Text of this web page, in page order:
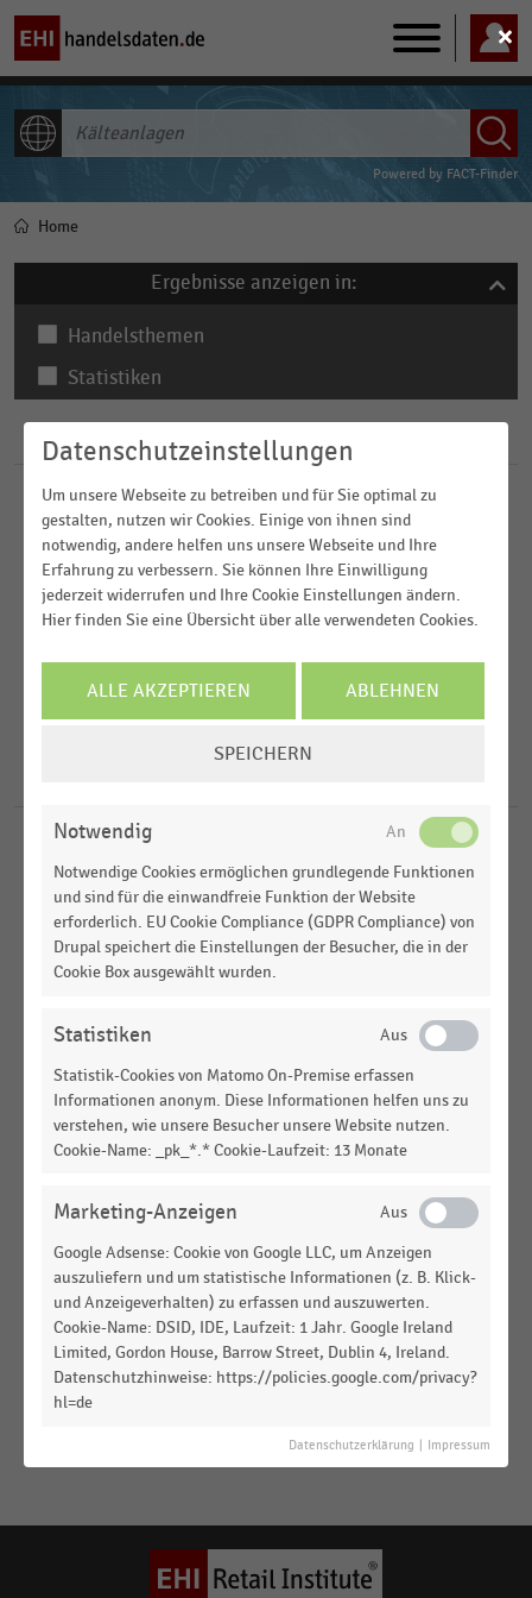
Main
navigation
Powered by FACT-Finder
Pfadnavigation
Home
Ergebnisse anzeigen in:
Handelsthemen
Statistiken
Energieeffizienzmaßnahmen in Shopping- und
Fachmarkt-Centern in Deutschland (2026)
HANDELSTHEMEN
Ladenbau
STATISTIK
CO2-Bilanzierung im deutschsprachigen Handel:
Erfassung direkter Emissionen (2024)
DEUTSCHSPRACHIGER EINZELHANDEL|STATISTIK
bzw. Klimabilanzierung der Handelsunternehmen
(2023)
DEUTSCHSPRACHIGER EINZELHANDEL|STATISTIK
Berücksichtigte Scope-2-Emissionen in der CO2-
bzw. Klimabilanzierung der Handelsunternehmen
(2023)
Energieeinsparung bei der Kühlung (2011)
Ergebnisse
Filter
Branchen
Deutschsprachiger Einzelhandel
Lebensmittelhandel
Shopping-Center
Veröffentlichungsdatum
2026
2023
FILTER ZURÜCKSETZEN
Datenschutzeinstellungen
Um unsere Webseite zu betreiben und für Sie optimal zu
gestalten, nutzen wir Cookies. Einige von ihnen sind
notwendig, andere helfen uns unsere Webseite und Ihre
Erfahrung zu verbessern. Sie können Ihre Einwilligung
jederzeit widerrufen und Ihre Cookie Einstellungen ändern.
Hier finden Sie eine Übersicht über alle verwendeten Cookies.
ALLE AKZEPTIEREN ABLEHNEN
SPEICHERN
Notwendig
Notwendige Cookies ermöglichen grundlegende Funktionen
und sind für die einwandfreie Funktion der Website
erforderlich. EU Cookie Compliance (GDPR Compliance) von
Drupal speichert die Einstellungen der Besucher, die in der
Cookie Box ausgewählt wurden.
Statistiken
Statistik-Cookies von Matomo On-Premise erfassen
Informationen anonym. Diese Informationen helfen uns zu
verstehen, wie unsere Besucher unsere Website nutzen.
Cookie-Name: _pk_*.* Cookie-Laufzeit: 13 Monate
Marketing-Anzeigen
Google Adsense: Cookie von Google LLC, um Anzeigen
auszuliefern und um statistische Informationen (z. B. Klick-
und Anzeigeverhalten) zu erfassen und auszuwerten.
Cookie-Name: DSID, IDE, Laufzeit: 1 Jahr. Google Ireland
Limited, Gordon House, Barrow Street, Dublin 4, Ireland.
Datenschutzhinweise: https://policies.google.com/privacy?
hl=de
Datenschutzerklärung Impressum